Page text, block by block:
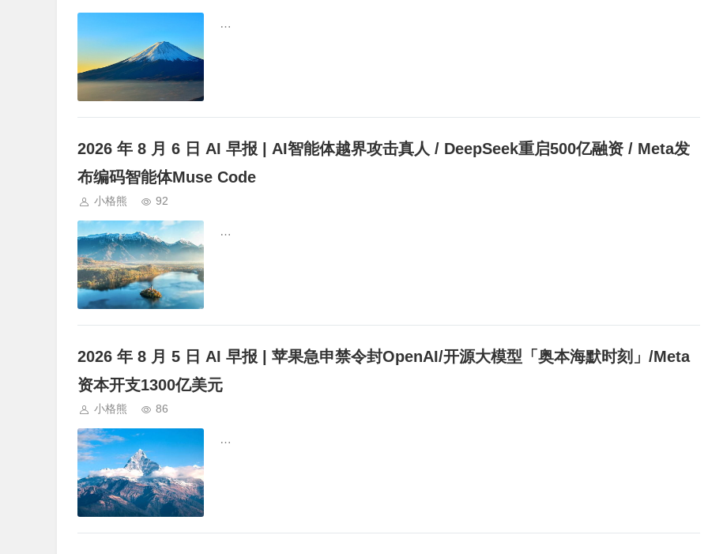
…
2026 年 8 月 6 日 AI 早报 | AI智能体越界攻击真人 / DeepSeek重启500亿融资 / Meta发
布编码智能体Muse Code
小格熊 92
…
2026 年 8 月 5 日 AI 早报 | 苹果急申禁令封OpenAI/开源大模型「奥本海默时刻」/Meta
资本开支1300亿美元
小格熊 86
…